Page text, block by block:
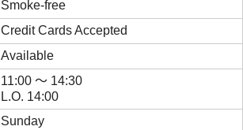
Smoke-free
Credit Cards Accepted
Available
11:00 ～ 14:30
L.O. 14:00
Sunday